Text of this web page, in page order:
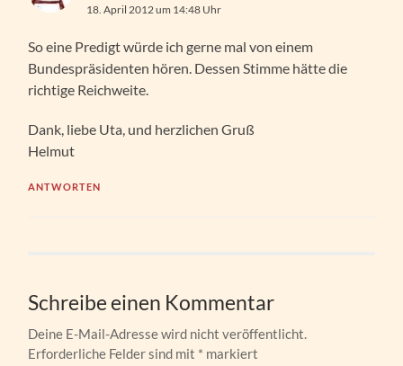
18. April 2012 um 14:48 Uhr
So eine Predigt würde ich gerne mal von einem
Bundespräsidenten hören. Dessen Stimme hätte die
richtige Reichweite.
Dank, liebe Uta, und herzlichen Gruß
Helmut
ANTWORTEN
Schreibe einen Kommentar
Deine E-Mail-Adresse wird nicht veröffentlicht.
Erforderliche Felder sind mit * markiert